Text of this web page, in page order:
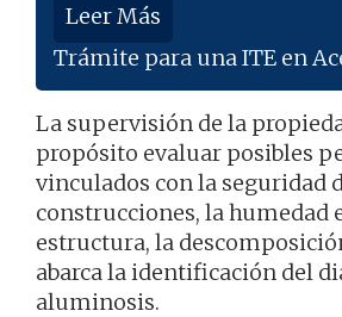
Leer Más
Trámite para una ITE en
La supervisión de la
propósito evaluar posibles
vinculados con la seguridad
construcciones, la humedad
estructura, la
abarca la identificación del
aluminosis.